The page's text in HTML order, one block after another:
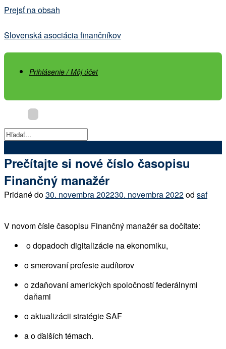
Prejsť na obsah
Slovenská asociácia finančníkov
Prihlásenie / Môj účet
Prečítajte si nové číslo časopisu
Finančný manažér
Pridané do30. novembra 202230. novembra 2022od saf
V novom čísle časopisu Finančný manažér sa dočítate:
o dopadoch digitalizácie na ekonomiku,
o smerovaní profesie audítorov
o zdaňovaní amerických spoločností federálnymi
daňami
o aktualizácii stratégie SAF
a o ďalších témach.